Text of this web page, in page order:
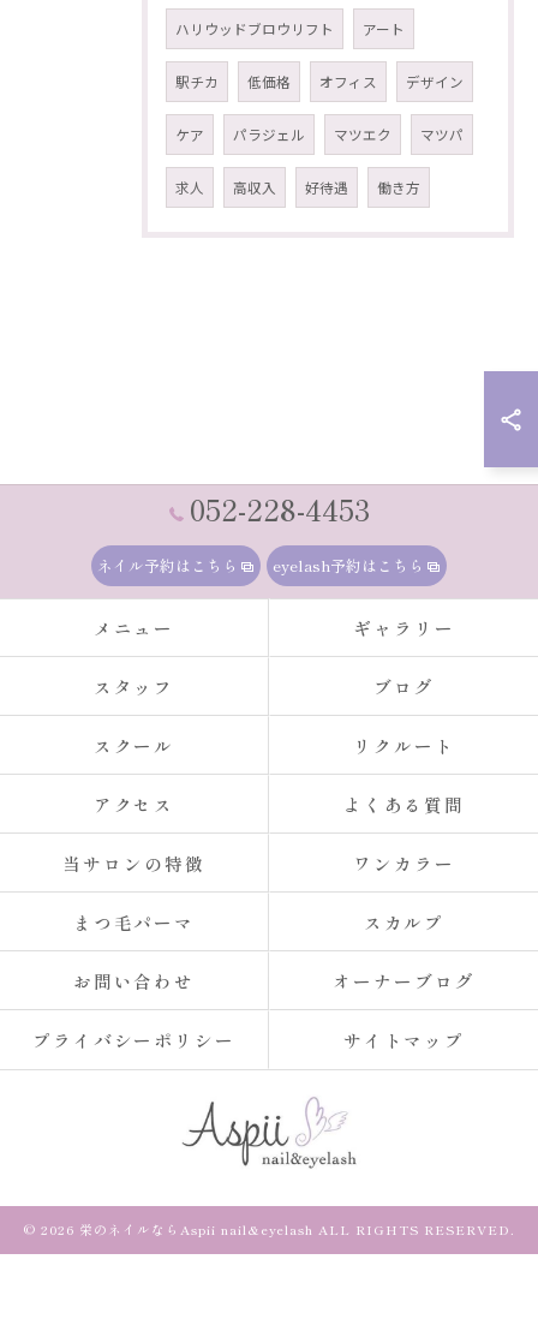
ハリウッドブロウリフト アート
駅チカ 低価格 オフィス デザイン
ケア パラジェル マツエク マツパ
求人 高収入 好待遇 働き方
052-228-4453
ネイル予約はこちら eyelash予約はこちら
メニュー ギャラリー
スタッフ ブログ
スクール リクルート
アクセス よくある質問
当サロンの特徴 ワンカラー
まつ毛パーマ スカルプ
お問い合わせ オーナーブログ
プライバシーポリシー サイトマップ
© 2026 栄のネイルならAspii nail&eyelash ALL RIGHTS RESERVED.